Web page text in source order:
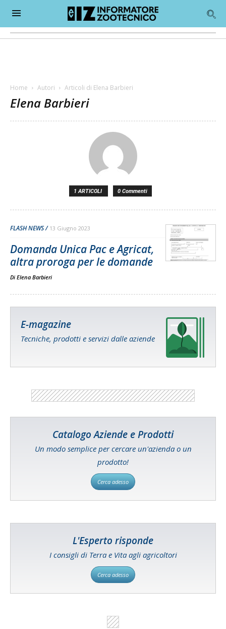
Home Autori Articoli di Elena Barbieri
Elena Barbieri
1 ARTICOLI 0 Commenti
FLASH NEWS 13 Giugno 2023
Domanda Unica Pac e Agricat,
altra proroga per le domande
Di Elena Barbieri
E-magazine
Tecniche, prodotti e servizi dalle aziende
Catalogo Aziende e Prodotti
Un modo semplice per cercare un'azienda o un
prodotto!
Cerca adesso
L'Esperto risponde
I consigli di Terra e Vita agli agricoltori
Cerca adesso